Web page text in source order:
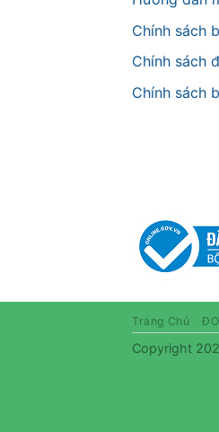
Chính sách
Chính sách
Chính sách
Trang Chủ
Copyright